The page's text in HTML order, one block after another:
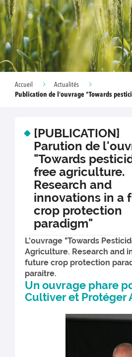
Accueil
Actualités
Publication de l'ouvrage "Towards
[PUBLICATION]
Parution de
"Towards
free agriculture.
Research and
innovations in a
crop protection
paradigm"
L'ouvrage "Towards
Agriculture. Research and
future crop protection
paraitre.
Un ouvrage phare
Cultiver et Protéger